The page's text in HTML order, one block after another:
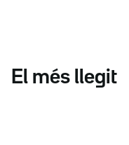
El més llegit